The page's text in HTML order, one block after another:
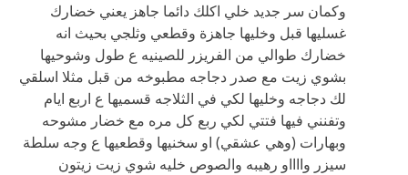
وكمان سر جديد خلي اكلك دائما جاهز يعني خضارك
غسليها قبل وخليها جاهزة وقطعي وثلجي بحيث انه
خضارك طوالي من الفريزر للصينيه ع طول وشوحيها
بشوي زيت مع صدر دجاجه مطبوخه من قبل مثلا اسلقي
لك دجاجه وخليها لكي في الثلاجه قسميها ع اربع ايام
وتفنني فيها فتتي لكي ربع كل مره مع خضار مشوحه
وبهارات (وهي عشقي) او سخنيها وقطعيها ع وجه سلطة
سيزر وااااو رهيبه والصوص خليه شوي زيت زيتون